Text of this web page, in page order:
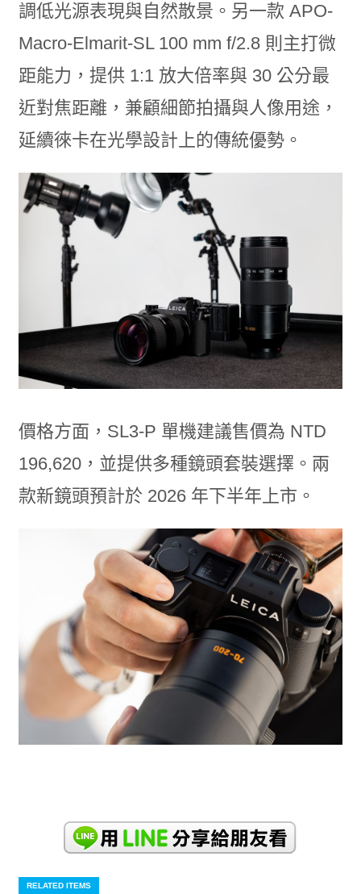
調低光源表現與自然散景。另一款 APO-
Macro-Elmarit-SL 100 mm f/2.8 則主打微
距能力，提供 1:1 放大倍率與 30 公分最
近對焦距離，兼顧細節拍攝與人像用途，
延續徠卡在光學設計上的傳統優勢。
價格方面，SL3-P 單機建議售價為 NTD
196,620，並提供多種鏡頭套裝選擇。兩
款新鏡頭預計於 2026 年下半年上市。
RELATED ITEMS